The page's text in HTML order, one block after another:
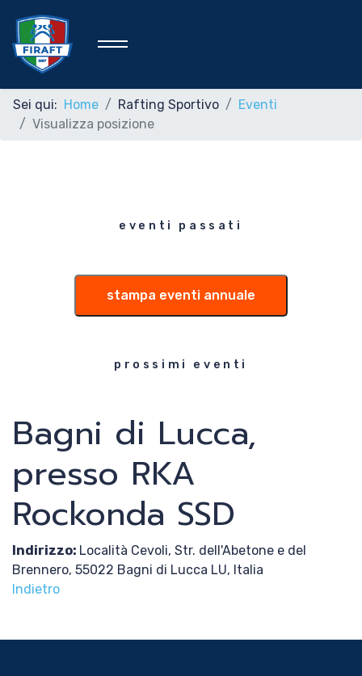
Discipline Federali
Formazione
Media
Documenti
Tesseramento e
Affiliazione
Federazione
Sei qui: Home Rafting Sportivo
Eventi
Visualizza posizione
eventi passati
stampa eventi annuale
prossimi eventi
Bagni di Lucca,
presso RKA
Rockonda SSD
Indirizzo: Località Cevoli, Str. dell'Abetone e del
Brennero, 55022 Bagni di Lucca LU, Italia
Indietro